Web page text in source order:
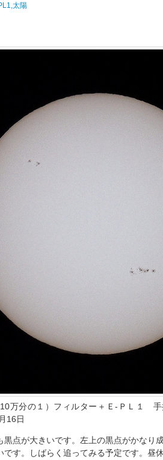
太陽
10万分の１）フィルター＋Ｅ-ＰＬ
16日
黒点が大きいです。左上の黒点がかなり
です。しばらく追ってみる予定です。昼